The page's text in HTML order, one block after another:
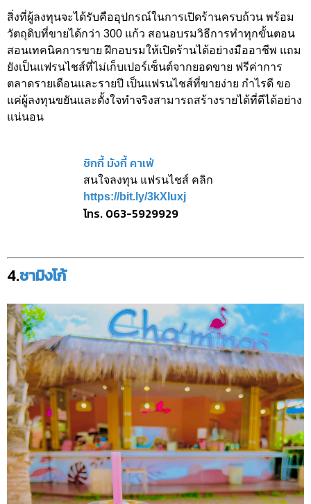
สิ่งที่ผู้ลงทุนจะได้รับคืออุปกรณ์ในการเปิดร้านครบถ้วน พร้อม
วัตถุดิบที่ขายได้กว่า 300 แก้ว สอนอบรมวิธีการทำทุกขั้นตอน
สอนเทคนิคการขาย ฝึกอบรมให้เปิดร้านได้อย่างมืออาชีพ แถม
ยังเป็นแฟรนไชส์ที่ไม่เก็บเปอร์เซ็นต์จากยอดขาย ฟรีค่าการ
ตลาดรายเดือนและรายปี เป็นแฟรนไชส์ที่ขายง่าย กำไรดี ขอ
แค่ผู้ลงทุนขยันและตั้งใจทำจริงสามารถสร้างรายได้ที่ดีได้อย่าง
แน่นอน
ชิกกี้ มังกี้ คาเฟ่
สนใจลงทุน แฟรนไชส์ คลิก
https://bit.ly/3kXluxj
โทร. 063-5929929
4.ชามิงโก้